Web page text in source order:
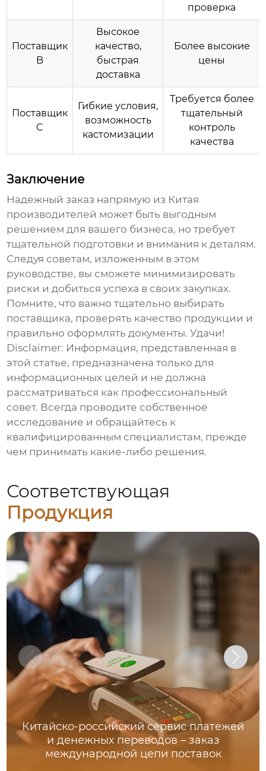
проверка
Поставщик
B
Высокое
качество,
быстрая
доставка
Более высокие
цены
Поставщик
C
Гибкие условия,
возможность
кастомизации
Требуется более
тщательный
контроль
качества
Заключение
Надежный заказ напрямую из Китая
производителей может быть выгодным
решением для вашего бизнеса, но требует
тщательной подготовки и внимания к деталям.
Следуя советам, изложенным в этом
руководстве, вы сможете минимизировать
риски и добиться успеха в своих закупках.
Помните, что важно тщательно выбирать
поставщика, проверять качество продукции и
правильно оформлять документы. Удачи!
Disclaimer: Информация, представленная в
этой статье, предназначена только для
информационных целей и не должна
рассматриваться как профессиональный
совет. Всегда проводите собственное
исследование и обращайтесь к
квалифицированным специалистам, прежде
чем принимать какие-либо решения.
Соответствующая
Продукция
Китайско-российский сервис платежей
и денежных переводов – заказ
международной цепи поставок